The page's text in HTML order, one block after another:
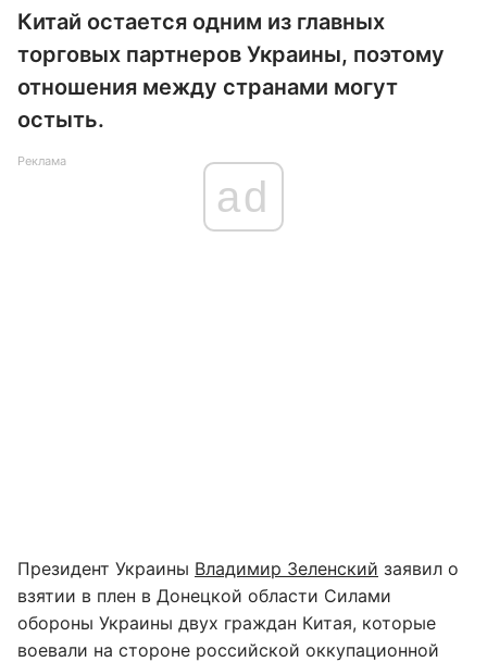
Китай остается одним из главных
торговых партнеров Украины, поэтому
отношения между странами могут
остыть.
Реклама
ad
Президент Украины Владимир Зеленский заявил о
взятии в плен в Донецкой области Силами
обороны Украины двух граждан Китая, которые
воевали на стороне российской оккупационной